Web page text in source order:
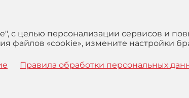
с целью персонализации сервисов и
файлов «cookie», измените настройки
Правила обработки персональных